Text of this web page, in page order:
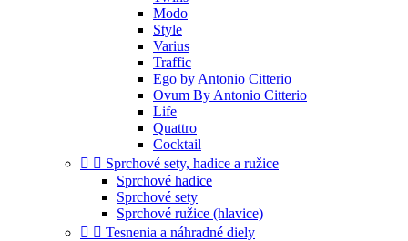
Modo
Style
Varius
Traffic
Ego by Antonio Citterio
Ovum By Antonio Citterio
Life
Quattro
Cocktail
  Sprchové sety, hadice a ružice
Sprchové hadice
Sprchové sety
Sprchové ružice (hlavice)
  Tesnenia a náhradné diely